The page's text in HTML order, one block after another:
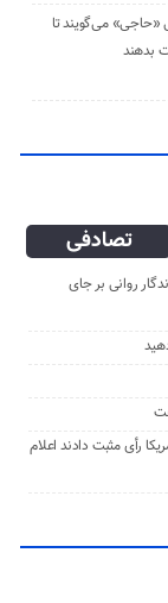
«حاجی» می‌گویند تا
بدهند
تصادفی
روانی بر جای
رأی مثبت دادند اعلام